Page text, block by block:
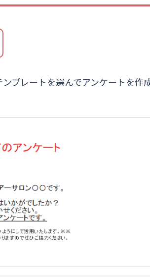
プレートを選んでアンケートを作